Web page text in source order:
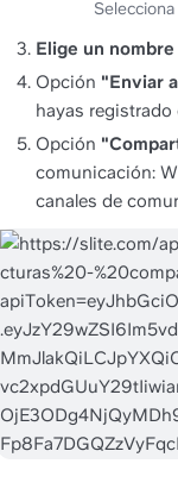
Elige un nombre
Opción "Enviar
hayas
Opción
comunicación:
canales de